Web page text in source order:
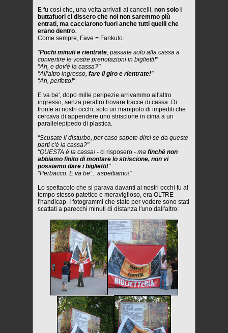
E fu così che, una volta arrivati ai cancelli, non solo i
buttafuori ci dissero che noi non saremmo più
entrati, ma cacciarono fuori anche tutti quelli che
erano dentro.
Come sempre, Fave = Fankulo.
"Pochi minuti e rientrate, passate solo alla cassa a
convertire le vostre prenotazioni in biglietti!"
"Ah, e dov'è la cassa?"
"All'altro ingresso, fare il giro e rientrate!"
"Ah, perfetto!"
E va be', dopo mille peripezie arrivammo all'altro
ingresso, senza peraltro trovare tracce di cassa. Di
fronte ai nostri occhi, solo un manipolo di impediti che
cercava di appendere uno striscione in cima a un
parallelepipedo di plastica.
"Scusate il disturbo, per caso sapete dirci se da queste
parti c'è la cassa?"
"QUESTA è la cassa! - ci risposero - ma finché non
abbiamo finito di montare lo striscione, non vi
possiamo dare i biglietti!"
"Perbacco. E va be'... aspettiamo!"
Lo spettacolo che si parava davanti ai nostri occhi fu al
tempo stesso patetico e meraviglioso, era OLTRE
l'handicap. I fotogrammi che state per vedere sono stati
scattati a parecchi minuti di distanza l'uno dall'altro: